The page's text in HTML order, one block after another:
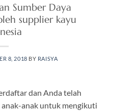
Sumber Daya
supplier kayu
8, 2018 BY RAISYA
dan Anda telah
anak untuk mengikuti